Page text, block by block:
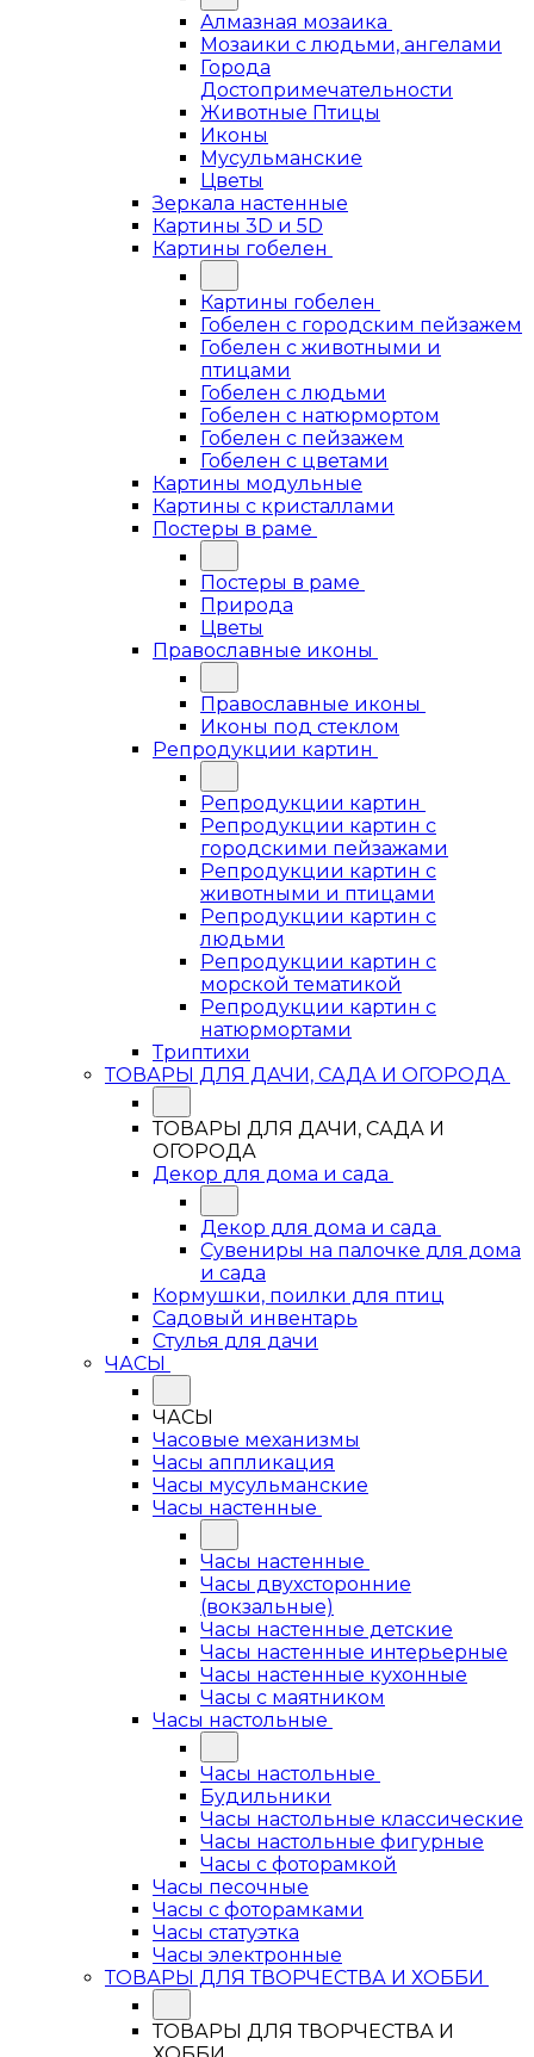
Алмазная мозаика
Мозаики с людьми, ангелами
Города
Достопримечательности
Животные Птицы
Иконы
Мусульманские
Цветы
Зеркала настенные
Картины 3D и 5D
Картины гобелен
Картины гобелен
Гобелен с городским пейзажем
Гобелен с животными и
птицами
Гобелен с людьми
Гобелен с натюрмортом
Гобелен с пейзажем
Гобелен с цветами
Картины модульные
Картины с кристаллами
Постеры в раме
Постеры в раме
Природа
Цветы
Православные иконы
Православные иконы
Иконы под стеклом
Репродукции картин
Репродукции картин
Репродукции картин с
городскими пейзажами
Репродукции картин с
животными и птицами
Репродукции картин с
людьми
Репродукции картин с
морской тематикой
Репродукции картин с
натюрмортами
Триптихи
ТОВАРЫ ДЛЯ ДАЧИ, САДА И ОГОРОДА
ТОВАРЫ ДЛЯ ДАЧИ, САДА И
ОГОРОДА
Декор для дома и сада
Декор для дома и сада
Сувениры на палочке для дома
и сада
Кормушки, поилки для птиц
Садовый инвентарь
Стулья для дачи
ЧАСЫ
ЧАСЫ
Часовые механизмы
Часы аппликация
Часы мусульманские
Часы настенные
Часы настенные
Часы двухсторонние
(вокзальные)
Часы настенные детские
Часы настенные интерьерные
Часы настенные кухонные
Часы с маятником
Часы настольные
Часы настольные
Будильники
Часы настольные классические
Часы настольные фигурные
Часы с фоторамкой
Часы песочные
Часы с фоторамками
Часы статуэтка
Часы электронные
ТОВАРЫ ДЛЯ ТВОРЧЕСТВА И ХОББИ
ТОВАРЫ ДЛЯ ТВОРЧЕСТВА И